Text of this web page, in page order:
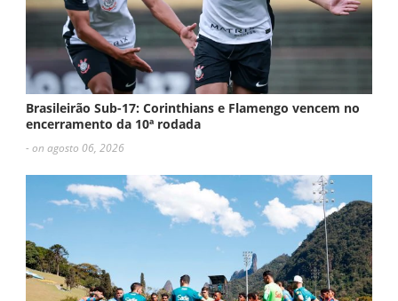
Brasileirão Sub-17: Corinthians e Flamengo vencem no
encerramento da 10ª rodada
- on agosto 06, 2026